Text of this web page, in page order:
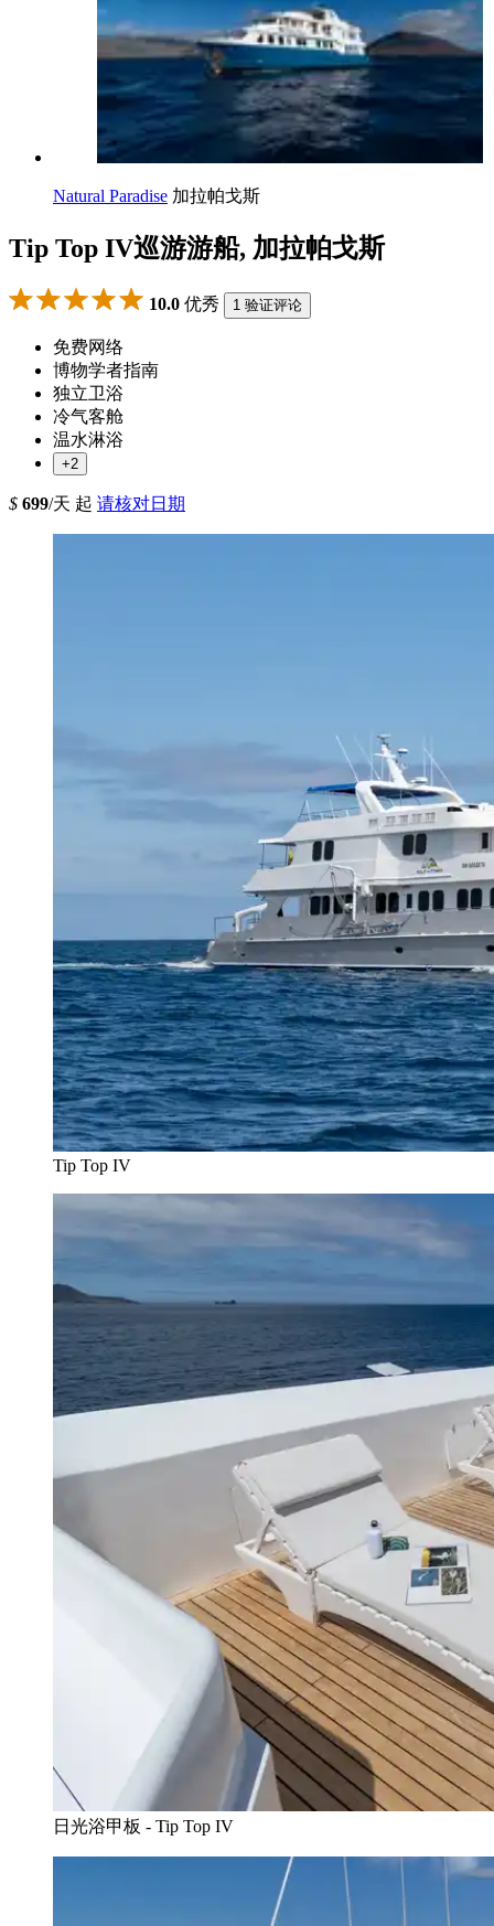
Natural Paradise 加拉帕戈斯
Tip Top IV巡游游船, 加拉帕戈斯
10.0 优秀 1 验证评论
免费网络
博物学者指南
独立卫浴
冷气客舱
温水淋浴
+2
$ 699/天 起 请核对日期
Tip Top IV
日光浴甲板 - Tip Top IV